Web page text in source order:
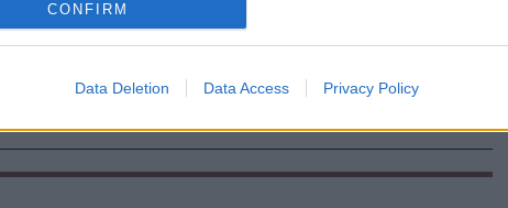
CONFIRM
Data Deletion Data Access Privacy Policy